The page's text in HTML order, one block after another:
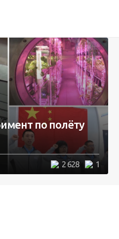
по полёту
1
2 628